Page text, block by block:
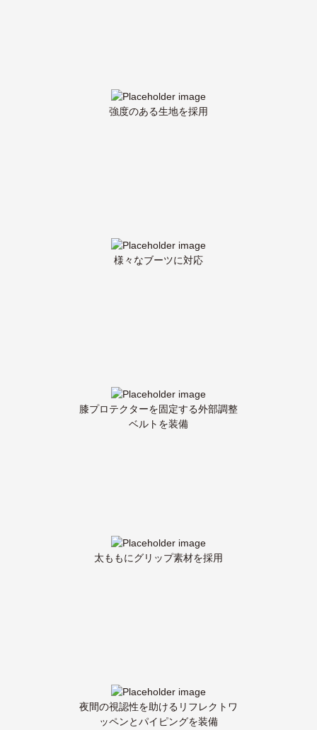
強度のある生地を採用
様々なブーツに対応
膝プロテクターを固定する外部調整
ベルトを装備
太ももにグリップ素材を採用
夜間の視認性を助けるリフレクトワ
ッペンとパイピングを装備